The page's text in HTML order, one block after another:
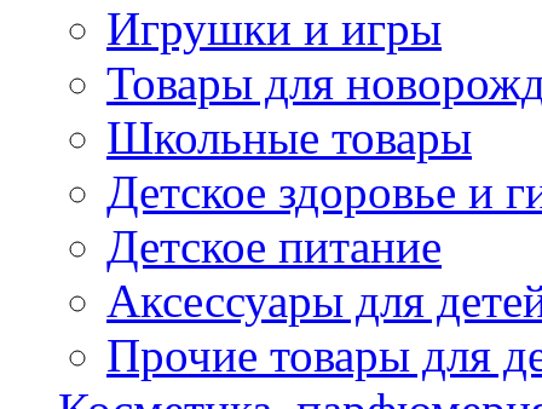
Игрушки и игры
Товары для
Школьные товары
Детское здоровье и
Детское питание
Аксессуары для
Прочие товары для